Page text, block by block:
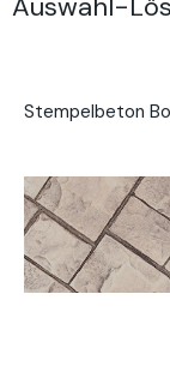
Stempelbeton